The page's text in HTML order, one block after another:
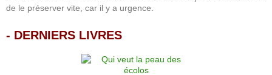
de le préserver vite, car il y a urgence.
- DERNIERS LIVRES